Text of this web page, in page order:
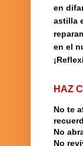
en
astilla
en el
HAZ
No te
No
No